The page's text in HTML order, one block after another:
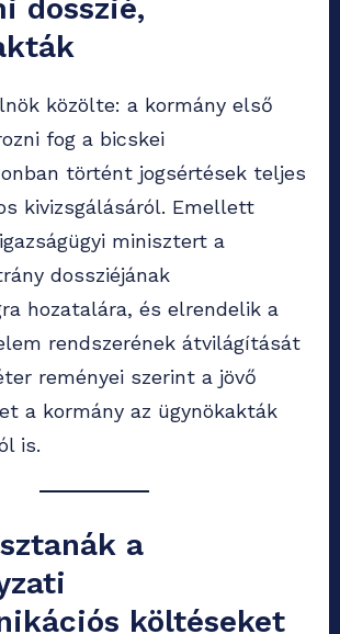
dosszié,
közölte: a kormány első
fog a bicskei
történt jogsértések teljes
kivizsgálásáról. Emellett
minisztert a
dossziéjának
hozatalára, és elrendelik a
rendszerének átvilágítását
reményei szerint a jövő
a kormány az ügynökakták
is.
a
költéseket